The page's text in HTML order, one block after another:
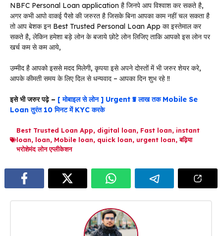
NBFC Personal Loan application है जिनपे आप विश्वाश कर सकते है,
अगर कभी आपो वाकई पैसो की जरुरत है जिसके बिना आपका काम नहीं चल सकता है
तो आप बेशक इन Best Trusted Personal Loan App का इस्तेमाल कर
सकते है, लेकिन हमेशा बड़े लोन के बजाये छोटे लोन लिजिए ताकि आपको इस लोन पर
खर्च कम से कम आये,
उम्मीद है आपको इससे मदद मिलेगी, कृपया इसे अपने दोस्तों में भी जरुर शेयर करे,
आपके कीमती समय के लिए दिल से धन्यवाद – आपका दिन शुभ रहे !!
इसे भी जरुर पढ़े – [ मोबाइल से लोन ] Urgent ₹5 लाख तक Mobile Se
Loan तुरंत 10 मिनट में KYC करके
Best Trusted Loan App, digital loan, Fast loan, instant
loan, loan, Mobile loan, quick loan, urgent loan,बढ़िया
भरोशेमंद लोन एप्लीकेशन